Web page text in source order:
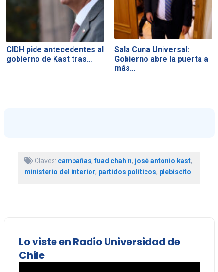
CIDH pide antecedentes al
gobierno de Kast tras…
Sala Cuna Universal:
Gobierno abre la puerta a
más…
Claves: campañas,fuad chahín, josé antonio kast,
ministerio del interior, partidos políticos, plebiscito
Lo viste en Radio Universidad de
Chile